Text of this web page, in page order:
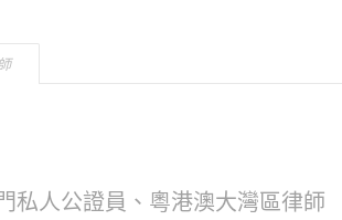
私人公證員、粵港澳大灣區律師